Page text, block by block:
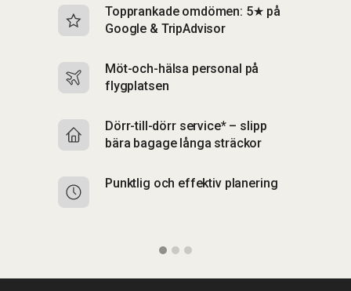
Topprankade omdömen: 5★ på
Google & TripAdvisor
Möt-och-hälsa personal på
flygplatsen
Dörr-till-dörr service* – slipp
bära bagage långa sträckor
Punktlig och effektiv planering